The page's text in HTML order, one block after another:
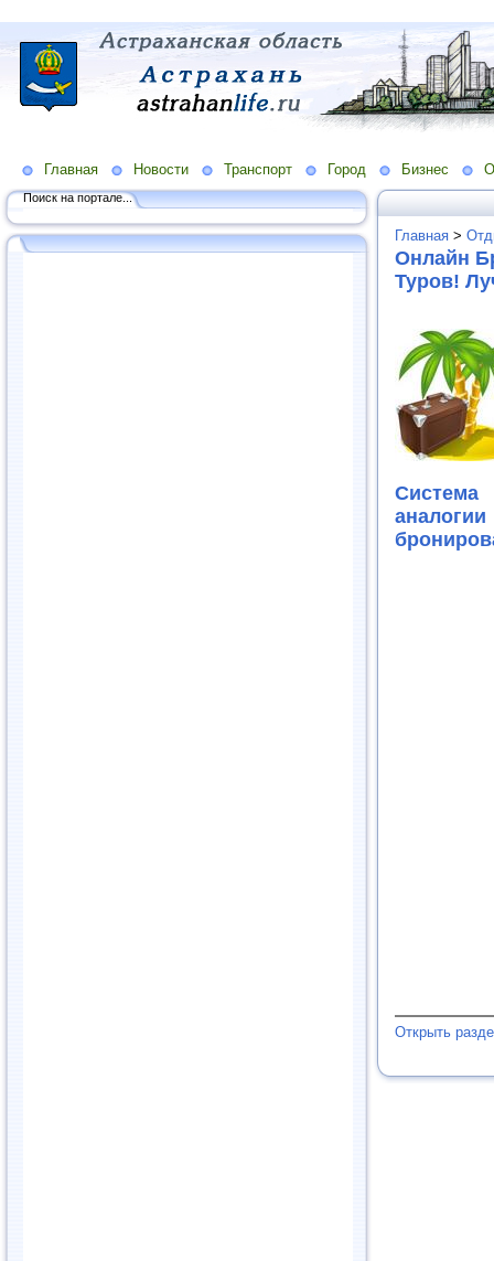
Главная Новости Транспорт Город Бизнес
Поиск на портале...
Главная >
Онлайн
Туров!
Открыть